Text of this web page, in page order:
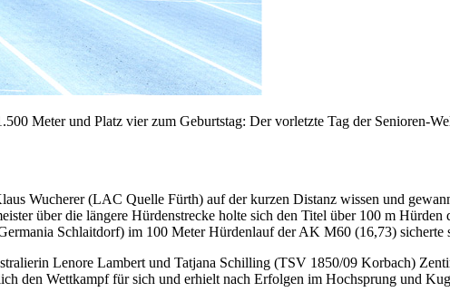
Meter und Platz vier zum Geburtstag: Der vorletzte Tag der Senioren-
Wucherer (LAC Quelle Fürth) auf der kurzen Distanz wissen und
über die längere Hürdenstrecke holte sich den Titel über 100 m
Schlaitdorf) im 100 Meter Hürdenlauf der AK M60 (16,73) sicherte
Lenore Lambert und Tatjana Schilling (TSV 1850/09 Korbach)
den Wettkampf für sich und erhielt nach Erfolgen im Hochsprung und